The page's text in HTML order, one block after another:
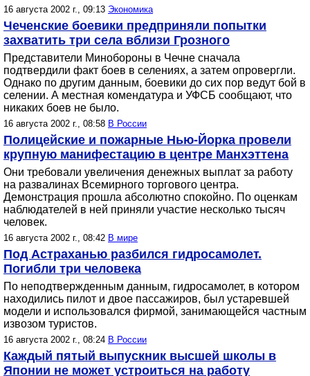
16 августа 2002 г., 09:13 Экономика
Чеченские боевики предприняли попытки
захватить три села вблизи Грозного
Представители Минобороны в Чечне сначала
подтвердили факт боев в селениях, а затем опровергли.
Однако по другим данным, боевики до сих пор ведут бой в
селении. А местная комендатура и УФСБ сообщают, что
никаких боев не было.
16 августа 2002 г., 08:58 В России
Полицейские и пожарные Нью-Йорка провели
крупную манифестацию в центре Манхэттена
Они требовали увеличения денежных выплат за работу
на развалинах Всемирного торгового центра.
Демонстрация прошла абсолютно спокойно. По оценкам
наблюдателей в ней приняли участие несколько тысяч
человек.
16 августа 2002 г., 08:42 В мире
Под Астраханью разбился гидросамолет.
Погибли три человека
По неподтвержденным данным, гидросамолет, в котором
находились пилот и двое пассажиров, был устаревшей
модели и использовался фирмой, занимающейся частным
извозом туристов.
16 августа 2002 г., 08:24 В России
Каждый пятый выпускник высшей школы в
Японии не может устроиться на работу